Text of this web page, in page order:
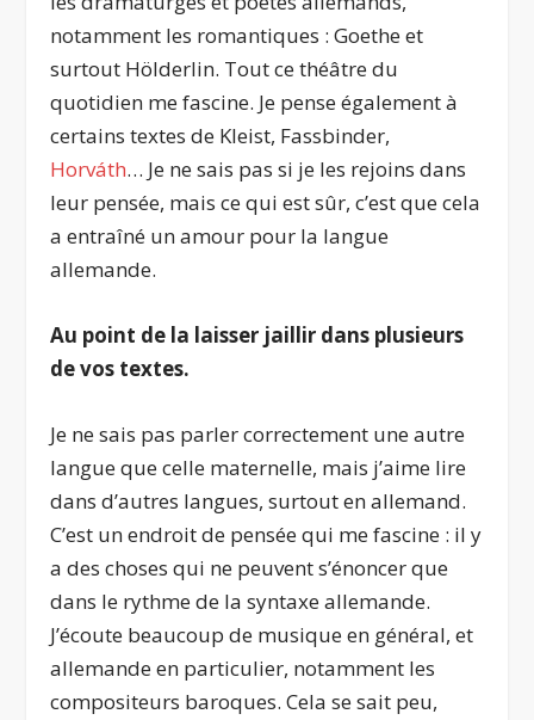
notamment les romantiques : Goethe et
surtout Hölderlin. Tout ce théâtre du
quotidien me fascine. Je pense également à
certains textes de Kleist, Fassbinder,
Horváth… Je ne sais pas si je les rejoins dans
leur pensée, mais ce qui est sûr, c’est que cela
a entraîné un amour pour la langue
allemande.
Au point de la laisser jaillir dans plusieurs
de vos textes.
Je ne sais pas parler correctement une autre
langue que celle maternelle, mais j’aime lire
dans d’autres langues, surtout en allemand.
C’est un endroit de pensée qui me fascine : il y
a des choses qui ne peuvent s’énoncer que
dans le rythme de la syntaxe allemande.
J’écoute beaucoup de musique en général, et
allemande en particulier, notamment les
compositeurs baroques. Cela se sait peu,